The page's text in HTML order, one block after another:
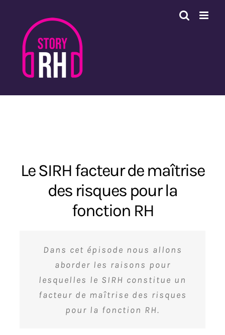
contenu
Le SIRH facteur de maîtrise
des risques pour la
fonction RH
Dans cet épisode nous allons
aborder les raisons pour
lesquelles le SIRH constitue un
facteur de maîtrise des risques
pour la fonction RH.